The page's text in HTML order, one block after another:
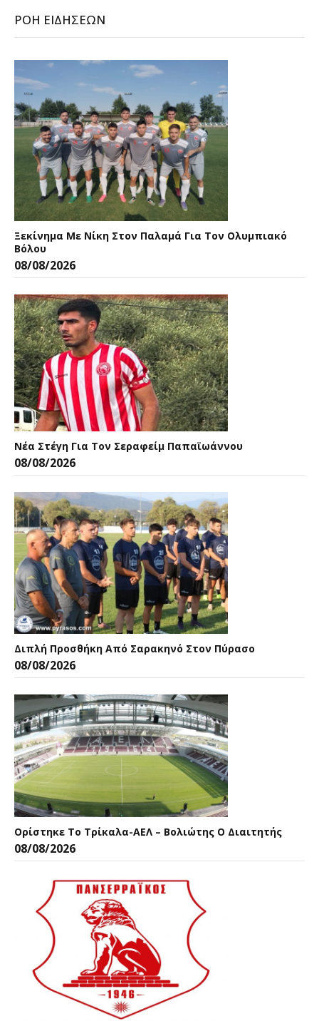
ΡΟΉ ΕΙΔΉΣΕΩΝ
Ξεκίνημα Με Νίκη Στον Παλαμά Για Τον Ολυμπιακό
Βόλου
08/08/2026
Νέα Στέγη Για Τον Σεραφείμ Παπαϊωάννου
08/08/2026
Διπλή Προσθήκη Από Σαρακηνό Στον Πύρασο
08/08/2026
Ορίστηκε Το Τρίκαλα-ΑΕΛ – Βολιώτης Ο Διαιτητής
08/08/2026